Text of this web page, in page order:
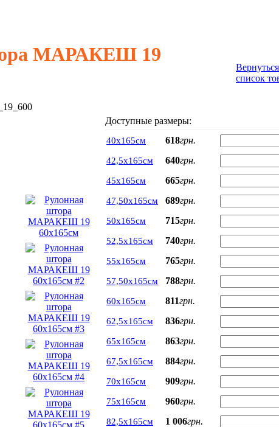
МАРАКЕШ 19
список
Доступные размеры:
40х165см 618грн.
42,5х165см 640грн.
45х165см 665грн.
47,50х165см 689грн.
50х165см 715грн.
52,5х165см 740грн.
55х165см 765грн.
57,50х165см 788грн.
60х165см 811грн.
62,5х165см 836грн.
65х165см 863грн.
67,5х165см 884грн.
70х165см 909грн.
75х165см 960грн.
82,5х165см 1 006грн.